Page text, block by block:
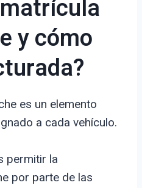
y cómo
es un elemento
a cada vehículo.
permitir la
por parte de las